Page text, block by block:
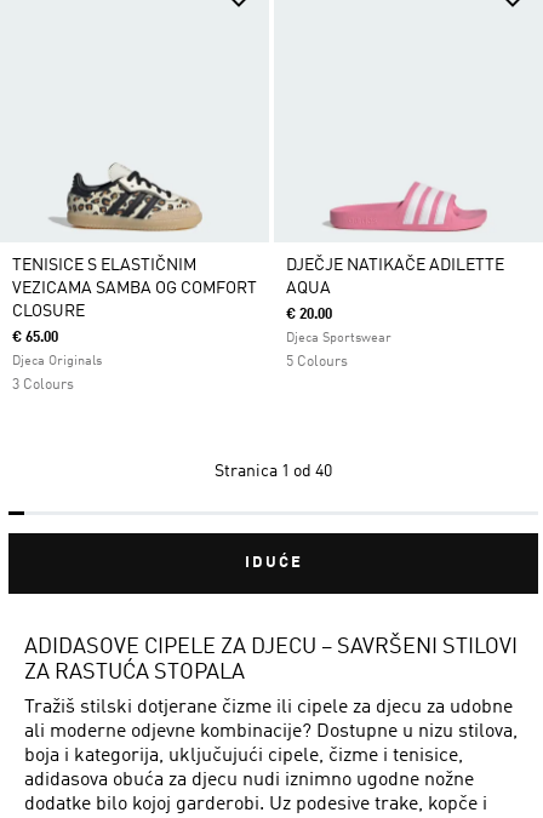
TENISICE S ELASTIČNIM
VEZICAMA SAMBA OG COMFORT
CLOSURE
€ 65.00
Djeca Originals
3 Colours
DJEČJE NATIKAČE ADILETTE
AQUA
€ 20.00
Djeca Sportswear
5 Colours
Stranica 1 od 40
IDUĆE
ADIDASOVE CIPELE ZA DJECU – SAVRŠENI STILOVI
ZA RASTUĆA STOPALA
Tražiš stilski dotjerane čizme ili cipele za djecu za udobne
ali moderne odjevne kombinacije? Dostupne u nizu stilova,
boja i kategorija, uključujući cipele, čizme i tenisice,
adidasova obuća za djecu nudi iznimno ugodne nožne
dodatke bilo kojoj garderobi. Uz podesive trake, kopče i